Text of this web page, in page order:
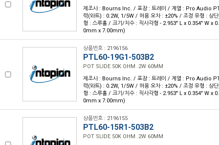
제조사 : Bourns Inc. / 포장 : 트레이 / 계열 : Pro Audio
력(와트) : 0.2W, 1/5W / 허용 오차 : ±20% / 조정 유형 : 상
형 : 스루홀 / 크기/치수 : 직사각형 - 2.953" L x 0.354" W x
0mm x 7.00mm)
상품번호 : 2196156
PTL60-19G1-503B2
POT SLIDE 50K OHM .2W 60MM
제조사 : Bourns Inc. / 포장 : 트레이 / 계열 : Pro Audio
력(와트) : 0.2W, 1/5W / 허용 오차 : ±20% / 조정 유형 : 상
형 : 스루홀 / 크기/치수 : 직사각형 - 2.953" L x 0.354" W x
0mm x 7.00mm)
상품번호 : 2196155
PTL60-15R1-503B2
POT SLIDE 50K OHM .2W 60MM